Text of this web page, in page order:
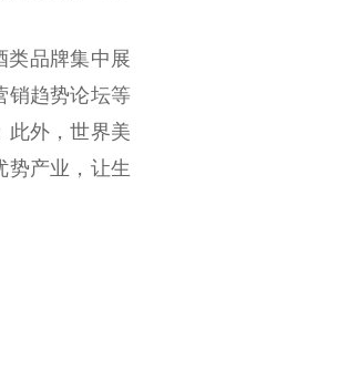
类品牌集中展
销趋势论坛等
此外，世界美
产业，让生